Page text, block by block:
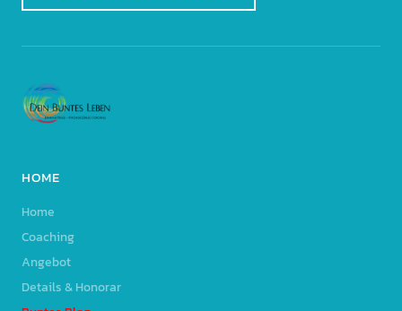
HOME
Home
Coaching
Angebot
Details & Honorar